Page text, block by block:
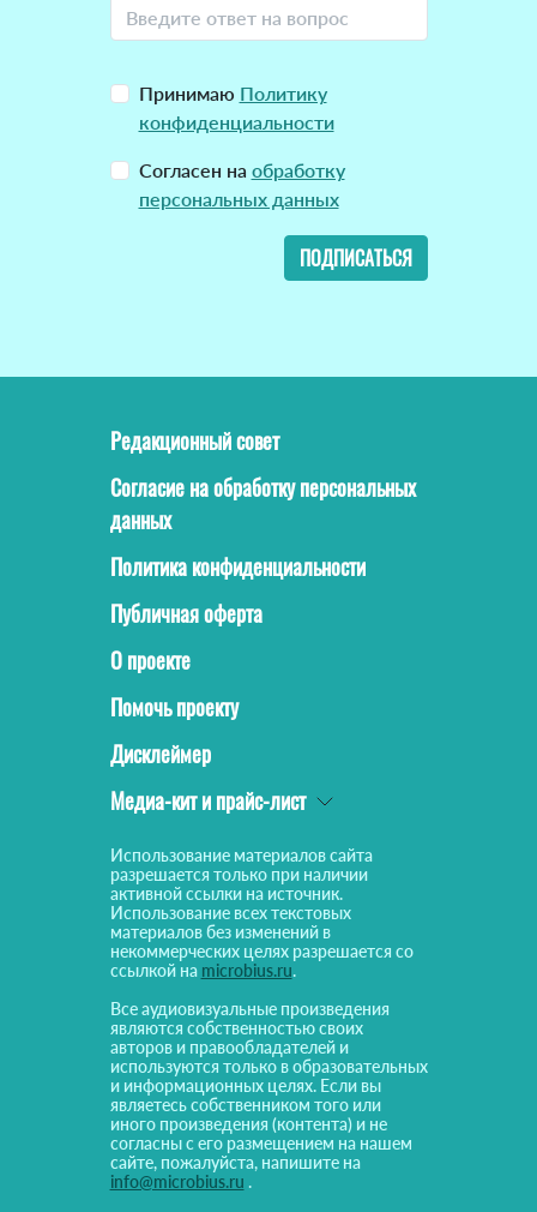
Принимаю Политику
конфиденциальности
Согласен на обработку
персональных данных
ПОДПИСАТЬСЯ
Редакционный совет
Согласие на обработку персональных
данных
Политика конфиденциальности
Публичная оферта
О проекте
Помочь проекту
Дисклеймер
Медиа-кит и прайс-лист
Использование материалов сайта
разрешается только при наличии
активной ссылки на источник.
Использование всех текстовых
материалов без изменений в
некоммерческих целях разрешается со
ссылкой на microbius.ru.
Все аудиовизуальные произведения
являются собственностью своих
авторов и правообладателей и
используются только в образовательных
и информационных целях. Если вы
являетесь собственником того или
иного произведения (контента) и не
согласны с его размещением на нашем
сайте, пожалуйста, напишите на
info@microbius.ru .